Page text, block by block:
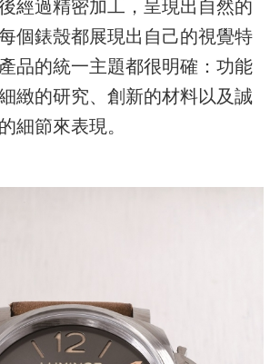
經過精密加工，呈現出自然的
個錶殼都展現出自己的視覺特
品的統一主題都很明確：功能
緻的研究、創新的材料以及誠
細節來表現。